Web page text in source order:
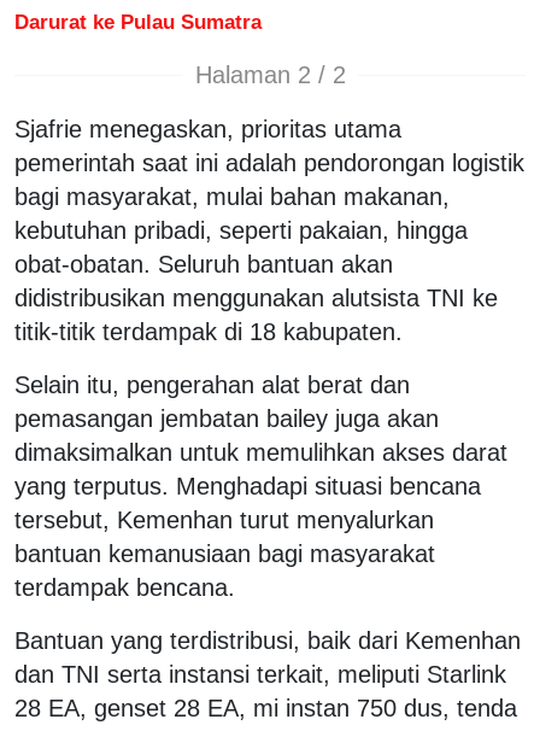
Darurat ke Pulau Sumatra
Halaman 2 / 2
Sjafrie menegaskan, prioritas utama
pemerintah saat ini adalah pendorongan logistik
bagi masyarakat, mulai bahan makanan,
kebutuhan pribadi, seperti pakaian, hingga
obat-obatan. Seluruh bantuan akan
didistribusikan menggunakan alutsista TNI ke
titik-titik terdampak di 18 kabupaten.
Selain itu, pengerahan alat berat dan
pemasangan jembatan bailey juga akan
dimaksimalkan untuk memulihkan akses darat
yang terputus. Menghadapi situasi bencana
tersebut, Kemenhan turut menyalurkan
bantuan kemanusiaan bagi masyarakat
terdampak bencana.
Bantuan yang terdistribusi, baik dari Kemenhan
dan TNI serta instansi terkait, meliputi Starlink
28 EA, genset 28 EA, mi instan 750 dus, tenda